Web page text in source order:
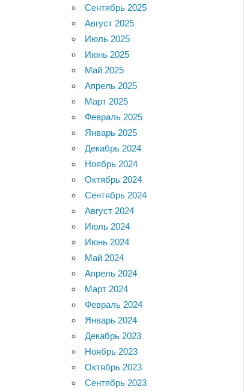
Сентябрь 2025
Август 2025
Июль 2025
Июнь 2025
Май 2025
Апрель 2025
Март 2025
Февраль 2025
Январь 2025
Декабрь 2024
Ноябрь 2024
Октябрь 2024
Сентябрь 2024
Август 2024
Июль 2024
Июнь 2024
Май 2024
Апрель 2024
Март 2024
Февраль 2024
Январь 2024
Декабрь 2023
Ноябрь 2023
Октябрь 2023
Сентябрь 2023